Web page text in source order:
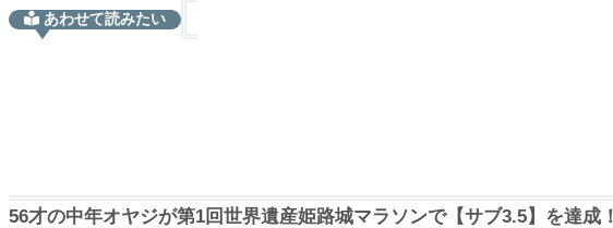
あわせて読みたい
56才の中年オヤジが第1回世界遺産姫路城マラソンで【サブ3.5】を達成！